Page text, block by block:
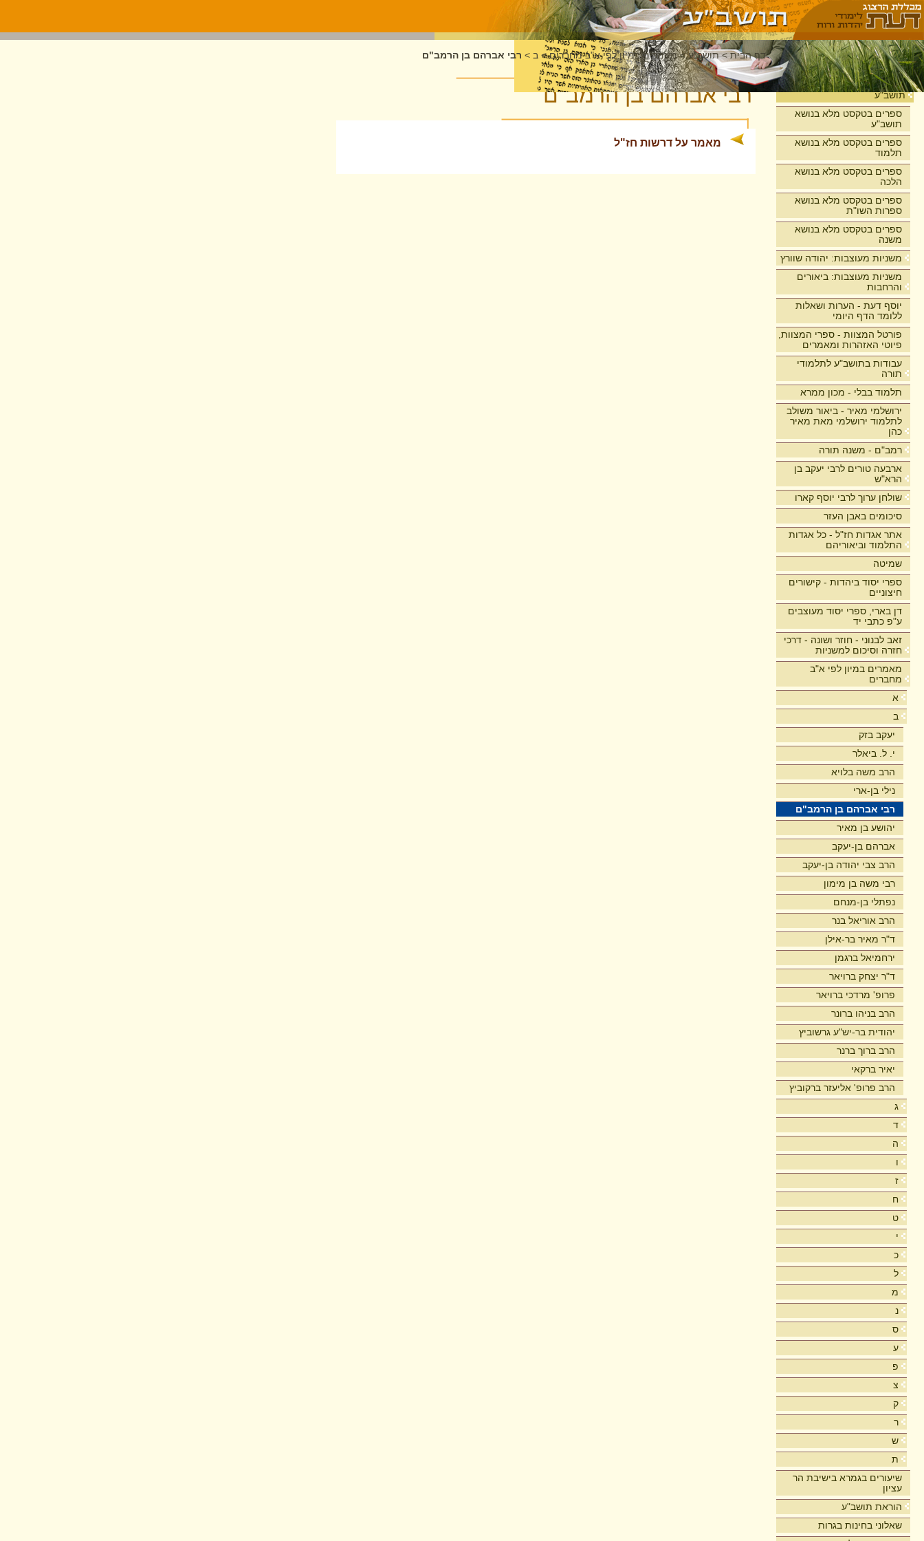
בית
תושב"ע
ספרים בטקסט מלא בנושא
תושב"ע
ספרים בטקסט מלא בנושא
תלמוד
ספרים בטקסט מלא בנושא
הלכה
ספרים בטקסט מלא בנושא
ספרות השו"ת
ספרים בטקסט מלא בנושא
משנה
משניות מעוצבות: יהודה שוורץ
משניות מעוצבות: ביאורים
והרחבות
יוסף דעת - הערות ושאלות
ללומד הדף היומי
פורטל המצוות - ספרי המצוות,
פיוטי האזהרות ומאמרים
עבודות בתושב"ע לתלמודי
תורה
תלמוד בבלי - מכון ממרא
ירושלמי מאיר - ביאור משולב
לתלמוד ירושלמי מאת מאיר
כהן
רמב"ם - משנה תורה
ארבעה טורים לרבי יעקב בן
הרא"ש
שולחן ערוך לרבי יוסף קארו
סיכומים באבן העזר
אתר אגדות חז"ל - כל אגדות
התלמוד וביאוריהם
שמיטה
ספרי יסוד ביהדות - קישורים
חיצוניים
דן בארי, ספרי יסוד מעוצבים
ע"פ כתבי יד
זאב לבנוני - חוזר ושונה - דרכי
חזרה וסיכום למשניות
מאמרים במיון לפי א"ב
מחברים
א
ב
יעקב בזק
י. ל. ביאלר
הרב משה בלויא
נילי בן-ארי
רבי אברהם בן הרמב"ם
יהושע בן מאיר
אברהם בן-יעקב
הרב צבי יהודה בן-יעקב
רבי משה בן מימון
נפתלי בן-מנחם
הרב אוריאל בנר
ד"ר מאיר בר-אילן
ירחמיאל ברגמן
ד"ר יצחק ברויאר
פרופ' מרדכי ברויאר
הרב בניהו ברונר
יהודית בר-יש"ע גרשוביץ
הרב ברוך ברנר
יאיר ברקאי
הרב פרופ' אליעזר ברקוביץ
ג
ד
ה
ו
ז
ח
ט
י
כ
ל
מ
נ
ס
ע
פ
צ
ק
ר
ש
ת
שיעורים בגמרא בישיבת הר
עציון
הוראת תושב"ע
שאלוני בחינות בגרות
דף הבית >תושב"ע >מאמרים במיון לפי א"ב מחברים > ב > רבי אברהם בן הרמב"ם
רבי אברהם בן הרמב"ם
מאמר על דרשות חז"ל